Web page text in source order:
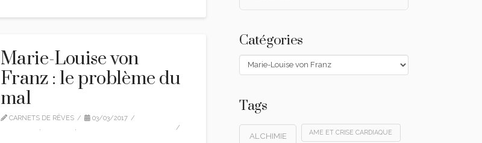
Marie-Louise von
Franz : le problème du
mal
CARNETS DE RÊVES
03/03/2017
, ,
Catégories
Catégories
Tags
ALCHIMIE AME ET CRISE CARDIAQUE